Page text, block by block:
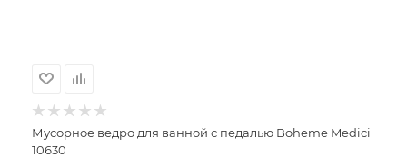
Мусорное ведро для ванной с педалью Boheme Medici
10630